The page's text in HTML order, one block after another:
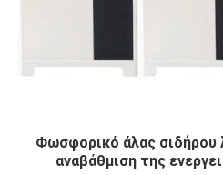
Φωσφορικό άλας σιδήρου
αναβάθμιση της